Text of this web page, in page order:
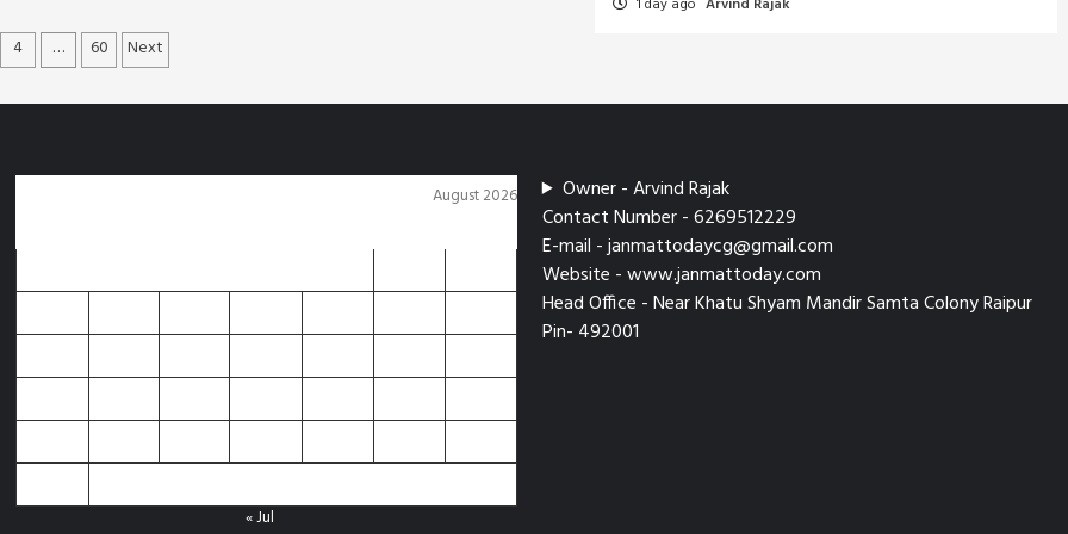
4 … 60 Next
August 2026
« Jul
Owner - Arvind Rajak
Contact Number - 6269512229
E-mail - janmattodaycg@gmail.com
Website - www.janmattoday.com
Head Office - Near Khatu Shyam Mandir Samta Colony Raipur
Pin- 492001